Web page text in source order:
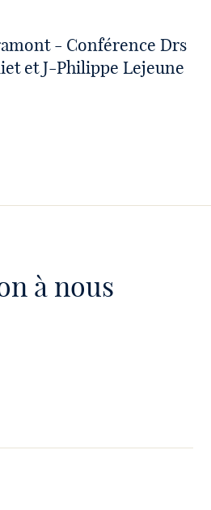
- Conférence Drs
et J-Philippe Lejeune
à nous